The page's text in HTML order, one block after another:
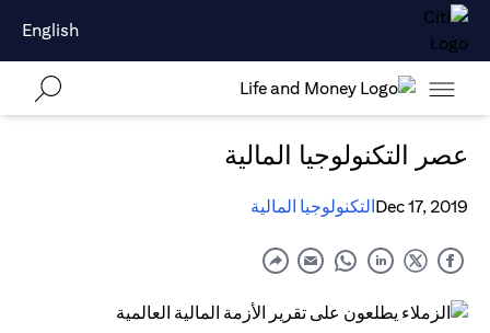
English
عصر التكنولوجيا المالية
Dec 17, 2019التكنولوجيا المالية